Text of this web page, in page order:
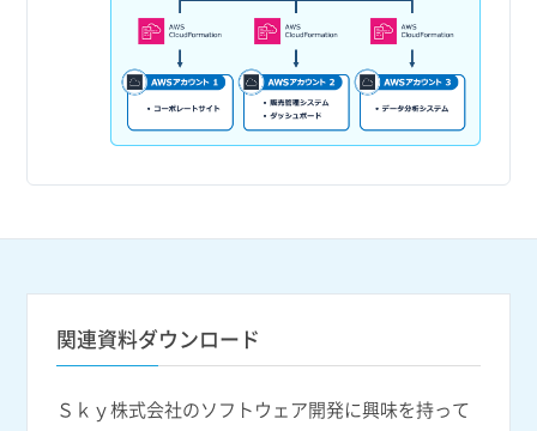
関連資料ダウンロード
Ｓｋｙ株式会社のソフトウェア開発に興味を持って